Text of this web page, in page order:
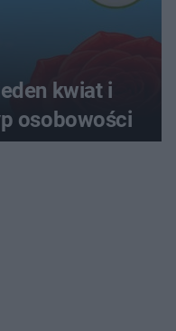
kwiat i
osobowości